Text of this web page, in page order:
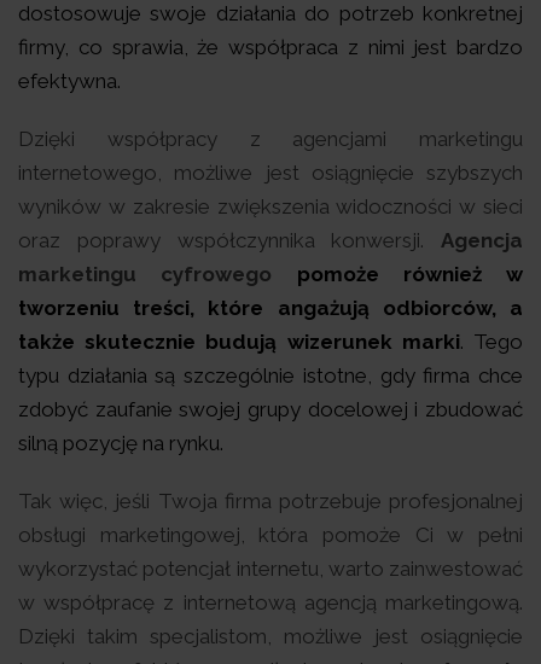
dostosowuje swoje działania do potrzeb konkretnej
firmy, co sprawia, że współpraca z nimi jest bardzo
efektywna.
Dzięki współpracy z agencjami marketingu
internetowego, możliwe jest osiągnięcie szybszych
wyników w zakresie zwiększenia widoczności w sieci
oraz poprawy współczynnika konwersji. Agencja
marketingu cyfrowego pomoże również w
tworzeniu treści, które angażują odbiorców, a
także skutecznie budują wizerunek marki. Tego
typu działania są szczególnie istotne, gdy firma chce
zdobyć zaufanie swojej grupy docelowej i zbudować
silną pozycję na rynku.
Tak więc, jeśli Twoja firma potrzebuje profesjonalnej
obsługi marketingowej, która pomoże Ci w pełni
wykorzystać potencjał internetu, warto zainwestować
w współpracę z internetową agencją marketingową.
Dzięki takim specjalistom, możliwe jest osiągnięcie